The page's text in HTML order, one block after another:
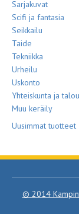
Sarjakuvat
Scifi ja fantasia
Seikkailu
Taide
Tekniikka
Urheilu
Uskonto
Yhteiskunta ja
Muu keräily
Uusimmat tuotteet
© 2014